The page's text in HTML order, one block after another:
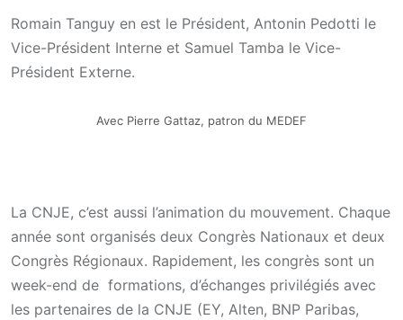
Romain Tanguy en est le Président, Antonin Pedotti le
Vice-Président Interne et Samuel Tamba le Vice-
Président Externe.
Avec Pierre Gattaz, patron du MEDEF
La CNJE, c’est aussi l’animation du mouvement. Chaque
année sont organisés deux Congrès Nationaux et deux
Congrès Régionaux. Rapidement, les congrès sont un
week-end de formations, d’échanges privilégiés avec
les partenaires de la CNJE (EY, Alten, BNP Paribas,